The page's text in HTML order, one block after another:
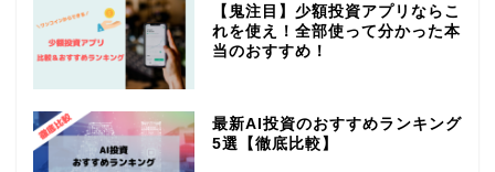
【鬼注目】少額投資アプリならこ
れを使え！全部使って分かった本
当のおすすめ！
最新AI投資のおすすめランキング
5選【徹底比較】